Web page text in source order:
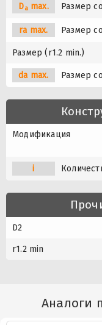
Damax. Размер
ra max. Размер
Размер (r1.2 min.)
da max. Размер
Модификация
i
D2
r1.2 min
Аналоги